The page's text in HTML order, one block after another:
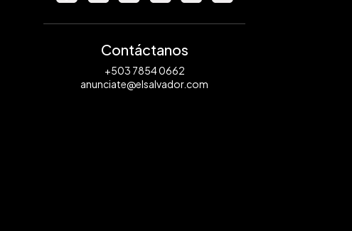
Contáctanos
+503 7854 0662
anunciate@elsalvador.com